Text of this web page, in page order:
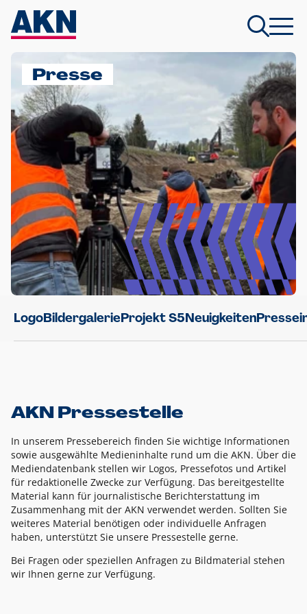
Presse
LogoBildergalerieProjekt S5Neuigkeiten
AKN Pressestelle
In unserem Pressebereich finden Sie wichtige Informationen
sowie ausgewählte Medieninhalte rund um die AKN. Über die
Mediendatenbank stellen wir Logos, Pressefotos und Artikel
für redaktionelle Zwecke zur Verfügung. Das bereitgestellte
Material kann für journalistische Berichterstattung im
Zusammenhang mit der AKN verwendet werden. Sollten Sie
weiteres Material benötigen oder individuelle Anfragen
haben, unterstützt Sie unsere Pressestelle gerne.
Bei Fragen oder speziellen Anfragen zu Bildmaterial stehen
wir Ihnen gerne zur Verfügung.